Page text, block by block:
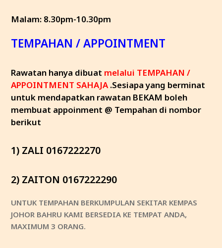
Malam: 8.30pm-10.30pm
TEMPAHAN / APPOINTMENT
Rawatan hanya dibuat melalui TEMPAHAN /
APPOINTMENT SAHAJA.Sesiapa yang berminat
untuk mendapatkan rawatan BEKAM boleh
membuat appoinment @ Tempahan di nombor
berikut
1) ZALI 0167222270
2) ZAITON 0167222290
UNTUK TEMPAHAN BERKUMPULAN SEKITAR KEMPAS
JOHOR BAHRU KAMI BERSEDIA KE TEMPAT ANDA,
MAXIMUM 3 ORANG.